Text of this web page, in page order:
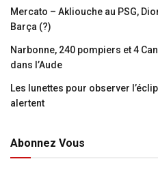
Mercato – Akliouche au PSG,
Barça (?)
Narbonne, 240 pompiers et 4
dans l’Aude
Les lunettes pour observer
alertent
Abonnez Vous